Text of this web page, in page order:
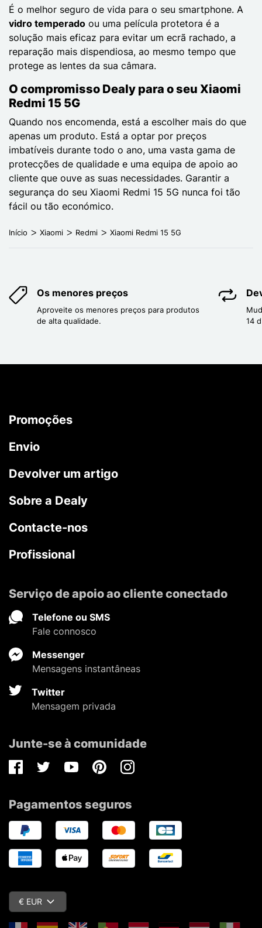
É o melhor seguro de vida para o seu smartphone. A
vidro temperado ou uma película protetora é a
solução mais eficaz para evitar um ecrã rachado, a
reparação mais dispendiosa, ao mesmo tempo que
protege as lentes da sua câmara.
O compromisso Dealy para o seu Xiaomi
Redmi 15 5G
Quando nos encomenda, está a escolher mais do que
apenas um produto. Está a optar por preços
imbatíveis durante todo o ano, uma vasta gama de
protecções de qualidade e uma equipa de apoio ao
cliente que ouve as suas necessidades. Garantir a
segurança do seu Xiaomi Redmi 15 5G nunca foi tão
fácil ou tão económico.
Início Xiaomi Redmi Xiaomi Redmi 15 5G
Os menores preços
Aproveite os menores preços para produtos
de alta qualidade.
14
Promoções
Envio
Devolver um artigo
Sobre a Dealy
Contacte-nos
Profissional
Serviço de apoio ao cliente conectado
Telefone ou SMS
Fale connosco
Messenger
Mensagens instantâneas
Twitter
Mensagem privada
Junte-se à comunidade
FacebookTwitterYoutubePinterestInstagram
Pagamentos seguros
€ EUR